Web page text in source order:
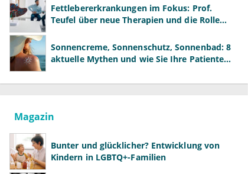
Fettlebererkrankungen im Fokus: Prof.
Teufel über neue Therapien und die Rolle
Sonnencreme, Sonnenschutz, Sonnenbad: 8
aktuelle Mythen und wie Sie Ihre Patienten
Magazin
Bunter und glücklicher? Entwicklung von
Kindern in LGBTQ+-Familien